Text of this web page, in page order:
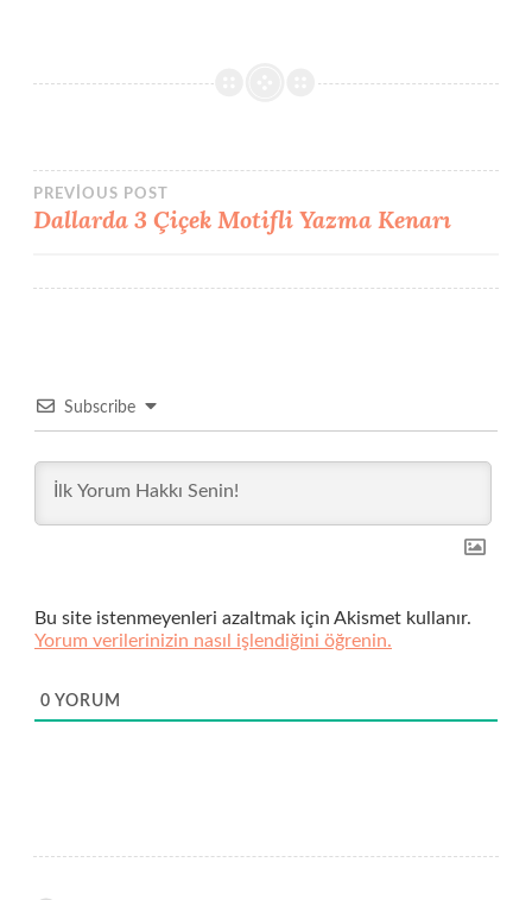
Yazı
PREVIOUS POST
Dallarda 3 Çiçek Motifli Yazma Kenarı
Subscribe
Bu site istenmeyenleri azaltmak için Akismet kullanır.
Yorum verilerinizin nasıl işlendiğini öğrenin.
0 YORUM